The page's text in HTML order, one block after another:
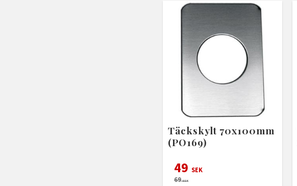
Täckskylt 70x100mm
(PO169)
49 SEK
69SEK